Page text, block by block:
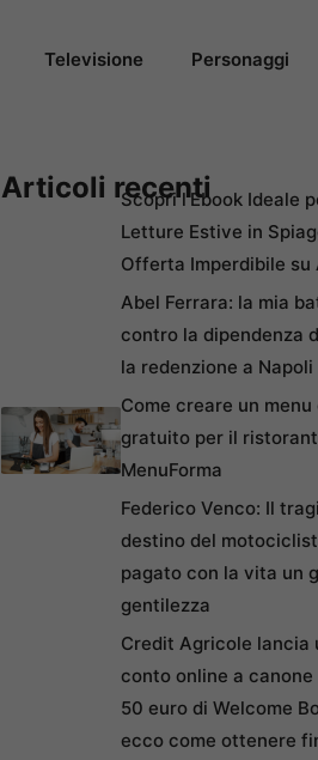
Televisione Personaggi
Articoli recentiScopri l’Ebook Ideale
Letture Estive in
Offerta Imperdibile su
Abel Ferrara: la mia
contro la dipendenza
la redenzione a Napoli
Come creare un
gratuito per il
MenuForma
Federico Venco: Il
destino del
pagato con la vita un
gentilezza
Credit Agricole lancia
conto online a canone
50 euro di Welcome
ecco come ottenere